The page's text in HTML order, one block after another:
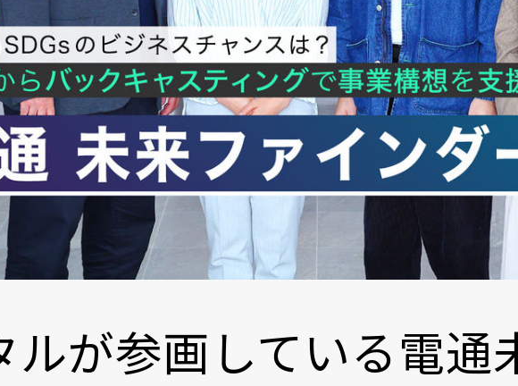
ルが参画している電通